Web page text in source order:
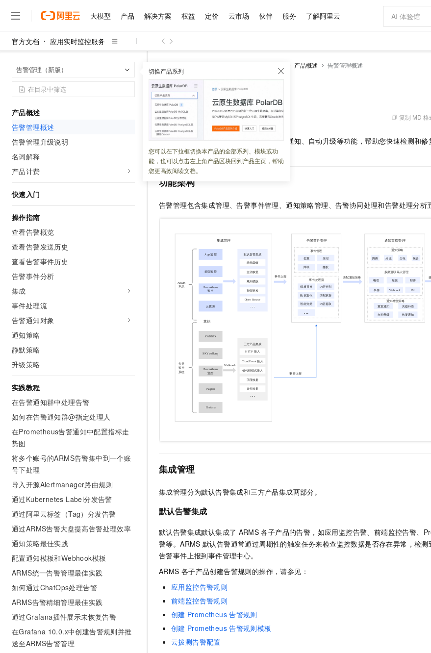
大模型 产品 解决方案 权益 定价 云市场 伙伴 服务 了解阿里云
官方文档 应用实时监控服务
告警管理（新版） 切换产品系列
您可以在下拉框切换本产品的全部系列、模块或功
能，也可以点击左上角产品区块回到产品主页，帮助
您更高效阅读文档。
产品概述
告警管理概述
告警管理升级说明
名词解释
产品计费
快速入门
操作指南
查看告警概览
查看告警发送历史
查看告警事件历史
告警事件分析
集成
事件处理流
告警通知对象
通知策略
静默策略
升级策略
实践教程
在告警通知群中处理告警
如何在告警通知群@指定处理人
在Prometheus告警通知中配置指标走
势图
将多个账号的ARMS告警集中到一个账
号下处理
导入开源Alertmanager路由规则
通过Kubernetes Label分发告警
通过阿里云标签（Tag）分发告警
通过ARMS告警大盘提高告警处理效率
通知策略最佳实践
配置通知模板和Webhook模板
ARMS统一告警管理最佳实践
如何通过ChatOps处理告警
ARMS告警精细管理最佳实践
通过Grafana插件展示未恢复告警
在Grafana 10.0.x中创建告警规则并推
送至ARMS告警管理
产品概述 告警管理概述
告警管理概述
更新时间： 2026-04-27 07:32:28 复制 MD 格
告警管理提供了可靠的告警收敛、通知、自动升级等功能，帮助您快速检测和
告警管理的实现原理和优势。
功能架构
告警管理包含集成管理、告警事件管理、通知策略管理、告警协同处理和告警处理分析
集成管理
集成管理分为默认告警集成和三方产品集成两部分。
默认告警集成
默认告警集成默认集成了 ARMS 各子产品的告警，如应用监控告警、前端监控告警、
警等。ARMS 默认告警通常通过周期性的触发任务来检查监控数据是否存在异常，检
告警事件上报到事件管理中心。
ARMS 各子产品创建告警规则的操作，请参见：
应用监控告警规则
前端监控告警规则
创建 Prometheus 告警规则
创建 Prometheus 告警规则模板
云拨测告警配置
大模型
大模型
文本生成
Qwen3.8-Max HOT
智能体时代全能旗舰模型
Qwen3.7-Plus
Kimi 最新旗舰模型，长程编程与推理利器
千问AI平台-Token Plan NEW
个人版上线、团队版降价；千问3.8-Max首发发尝鲜
千问AI平台-模型体验
在线体验全尺寸、多种模态的模型效果
Happy 系列大模型
新一代 AI 视频生成模型，深度适配广告营销等场景
AI 应用构建
大模型服务平台百炼-应用模版
丰富多元化的应用模版和解决方案
大模型服务平台百炼-智能体
灵活可视化地构建企业级 Agent
大模型原
Qoder
面向真实软
万有无界
云端极速
大模型解决方案
快速部署 Dify，高效搭建 AI 应用 多模态数
产品
精选产品
人工智能与机器学习
容器
存储
安全
中间件
数据库
大数据计算
媒体服务
企业服务与云通信
域名与网站
终端用户计算
Serverless
迁移与运维管理
专有云
精选产品
大模型服务平台百炼
大模型服务与应用平台
千问大模型
多元化、高性能、安全可靠的大模型服务
无影云电脑
随时随地安全接入的云上超级电脑
云解析DNS
面向分析的企业级SaaS模式云数据仓库
域名与网站
对象存储 OSS
人工智能平台 PAI 大模型
一站式AI开发、训练和推理服务
Qoder CN
提供一站式管理容器应用的 K8s 服务
Qoder
面向真实
云原生的云
解决方案
精选解决方案
AI
大数据
现代化应用
网络
可观测
上云与迁云
企业出海
政企业务
精选解决方案
千问办公，解锁你的工作新方式
企业级Agent产品，直接交付可用成果
Agency Agents：拥有专属领域专家
多领域专家智能体,一键组建 AI 虚拟交付团队
HappyHorse 打造一站式影视创作平台
快速拥有专属 OpenClaw
睿译宝，AI翻译排版一步到位
GLM-5.2：长任务时代开源旗舰模型
Hermes Agent，打造自进化智能体
自主进化，持久记忆，越用越聪明
Claude Code + GStack 打造工程团队
轻松解锁
5 分钟轻
权益 普惠上云
普惠上云 官方力荐
云服务器38元/年起，超值低价云产品抢先购
官方推荐返现计划
推荐新用户得奖励，单订单最高返9万
云工开物
高校专属算力普惠，学生认证享300元代金券
免费试用
最高领取价值200元试用点，立即开启云上创新
1亿+ 大模型 tokens 和 30+ 款产品免费体验
140+云产品 免费试用
产品新客免费试用，最长12个月
大模型ACA认证体验
助力企业全员 AI 认知与能力提升
AI 特惠
智启 AI 普惠权益
阿里云 OPC 创新助力计划
至高百万元 Token 补贴，加速一人公司成长
Token Plan 模型订阅计划 NEW
Qwen3.8-Max 首发尝鲜，限时加量 10 倍，夜间低至2折
千问办公，限时限量积分加倍
送.CN域名，送备案服务码
夜间 5 折，Qwen/Meoo/TokenPlan 客户专享
AI 场景
从图文生成
AI 广告创
图文、视
AI助力短剧
AI智能应用
智能客服
自动承接
定价 产品定价
了解云产品的定价详情
云上成本管理
管理和优化成本
价格计算器
自助选配和估算价格
价格优势
推动算力普惠，释放技术红利
配置报
云市场 精选商城
网站建设
多端小程序
Salesforce 国际版订阅
友盟天域
观测云
Tuya 物联网平台阿里云版
蓝凌 OA
Tableau 订阅
AI空中课堂在线直播课堂（旗舰版）
生态解决方案
行业生态解决方案
开发者生态解决方案
AI 开发和 AI 应用解决方案
数据与 API
数据集
身份实名认证
短信
OCR 文字识别
发票查验
OA 办公系统
财税管理
400电话
基础软件
JAVA
SUSE
建站小
模板建站
定制建站
伙伴 成为销售伙伴
分销伙伴
咨询伙伴
销售伙伴合作计划
Salesforce On Alibaba Cloud
Consulting Partner 合作计划
AI 大模型销售与服务生态合作计划
成为产品伙伴
产品生态集成认证中心
产品生态伙伴工作台
产品伙
云网络合
成为服
服务 售前咨询
在线服务
售后服务
自助服务
工单服务
短信专区
企业增值服务
企业支持计划
企业增值服务台
企业成长
服务实践
阿里云
信息公告
了解阿里云 为什么选择阿里云
什么是云计算
技术领先
稳定可靠
安全合规
分析师报告
研究报告与白皮书
最佳实践
云上春晚
云栖战略参考
云上的中国
看见新力量
金融模力时刻
市场活动
高校合作
科研合作